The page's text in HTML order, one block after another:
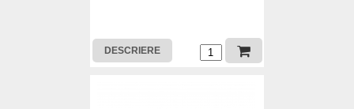
DESCRIERE